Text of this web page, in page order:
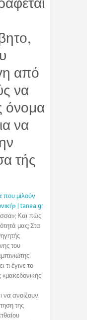
από
να
όνομα
να
τής
Και πώς
μας; Στα
του
τι έγινε το
να ανοίξουν
της